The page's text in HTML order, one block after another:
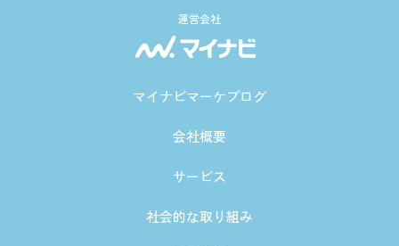
運営会社
マイナビマーケブログ
会社概要
サービス
社会的な取り組み